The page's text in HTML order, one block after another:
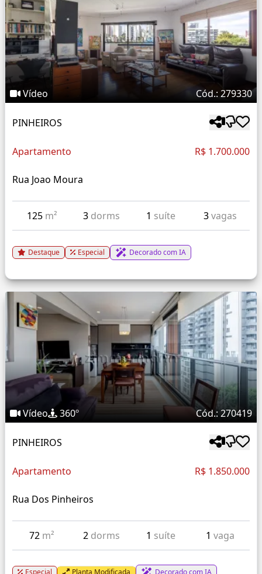
Vídeo Cód.: 279330
PINHEIROS
Apartamento R$ 1.700.000
Rua Joao Moura
125 m² 3 dorms 1 suíte 3vagas
Destaque Especial Decorado com IA
Vídeo 360º Cód.: 270419
PINHEIROS
Apartamento R$ 1.850.000
Rua Dos Pinheiros
72 m² 2 dorms 1 suíte 1 vaga